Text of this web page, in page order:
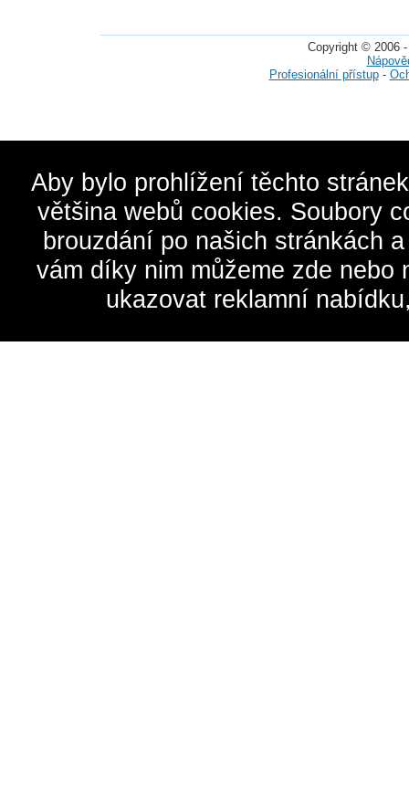
Copyright © 2006
Profesionální přístup-
Aby bylo prohlížení těchto
většina webů cookies. Soubory
brouzdání po našich stránkách
vám díky nim můžeme zde
ukazovat reklamní